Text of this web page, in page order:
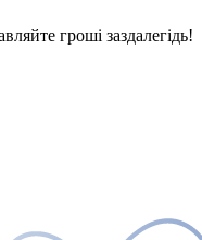
гроші заздалегідь!